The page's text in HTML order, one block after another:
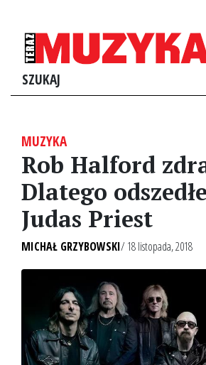
SZUKAJ
MUZYKA
Rob Halford
Dlatego
Judas Priest
MICHAŁ GRZYBOWSKI/ 18 listopada, 2018